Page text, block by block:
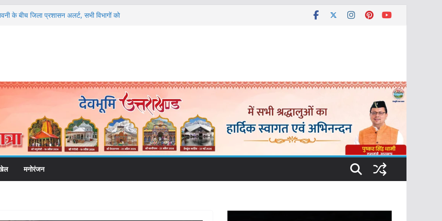
के बीच जिला प्रशासन अलर्ट, सभी विभागों को
एवं गुणवत्तापूर्ण निर्माण सुनिश्चित करने के
विश्वविद्यालय में अनुसंधान संरचना होगी सुदृढ
मनोरंजन